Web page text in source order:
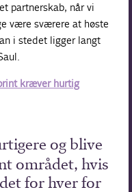
partnerskab, når vi
være sværere at høste
i stedet ligger langt
kræver hurtig
og blive
området, hvis
for hver for